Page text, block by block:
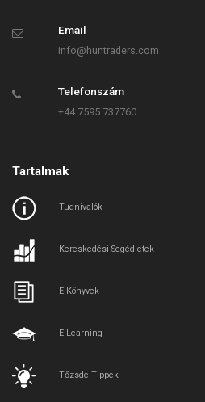
Email
info@huntraders.com
Telefonszám
+44 7595 737760
Tartalmak
Tudnivalók
Kereskedési Segédletek
E-Könyvek
E-Learning
Tőzsde Tippek